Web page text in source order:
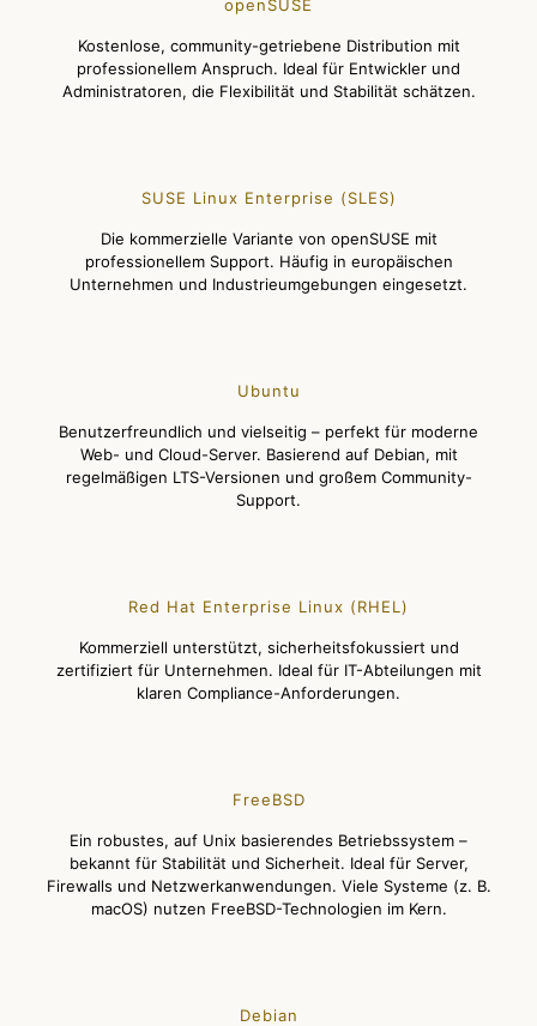
openSUSE
Kostenlose, community-getriebene Distribution mit
professionellem Anspruch. Ideal für Entwickler und
Administratoren, die Flexibilität und Stabilität schätzen.
SUSE Linux Enterprise (SLES)
Die kommerzielle Variante von openSUSE mit
professionellem Support. Häufig in europäischen
Unternehmen und Industrieumgebungen eingesetzt.
Ubuntu
Benutzerfreundlich und vielseitig – perfekt für moderne
Web- und Cloud-Server. Basierend auf Debian, mit
regelmäßigen LTS-Versionen und großem Community-
Support.
Red Hat Enterprise Linux (RHEL)
Kommerziell unterstützt, sicherheitsfokussiert und
zertifiziert für Unternehmen. Ideal für IT-Abteilungen mit
klaren Compliance-Anforderungen.
FreeBSD
Ein robustes, auf Unix basierendes Betriebssystem –
bekannt für Stabilität und Sicherheit. Ideal für Server,
Firewalls und Netzwerkanwendungen. Viele Systeme (z. B.
macOS) nutzen FreeBSD-Technologien im Kern.
Debian